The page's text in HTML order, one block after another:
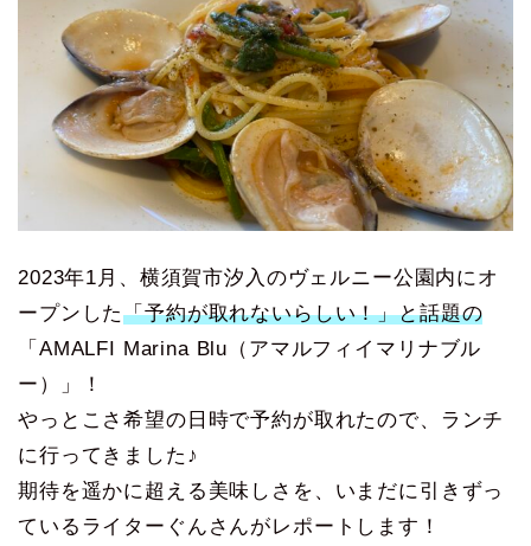
2023年1月、横須賀市汐入のヴェルニー公園内にオ
ープンした「予約が取れないらしい！」と話題の
「AMALFI Marina Blu（アマルフィイマリナブル
ー）」！
やっとこさ希望の日時で予約が取れたので、ランチ
に行ってきました♪
期待を遥かに超える美味しさを、いまだに引きずっ
ているライターぐんさんがレポートします！